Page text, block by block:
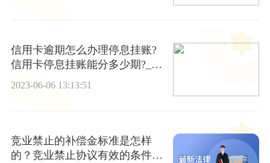
信用卡逾期怎么办理停息挂账?
信用卡停息挂账能分多少期?_天
2023-06-06 13:13:51
竞业禁止的补偿金标准是怎样
的？竞业禁止协议有效的条件是